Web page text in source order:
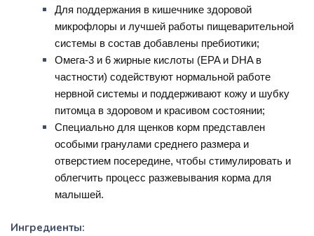
Для поддержания в кишечнике здоровой
микрофлоры и лучшей работы пищеварительной
системы в состав добавлены пребиотики;
Омега-3 и 6 жирные кислоты (EPA и DHA в
частности) содействуют нормальной работе
нервной системы и поддерживают кожу и шубку
питомца в здоровом и красивом состоянии;
Специально для щенков корм представлен
особыми гранулами среднего размера и
отверстием посередине, чтобы стимулировать и
облегчить процесс разжевывания корма для
малышей.
Ингредиенты: